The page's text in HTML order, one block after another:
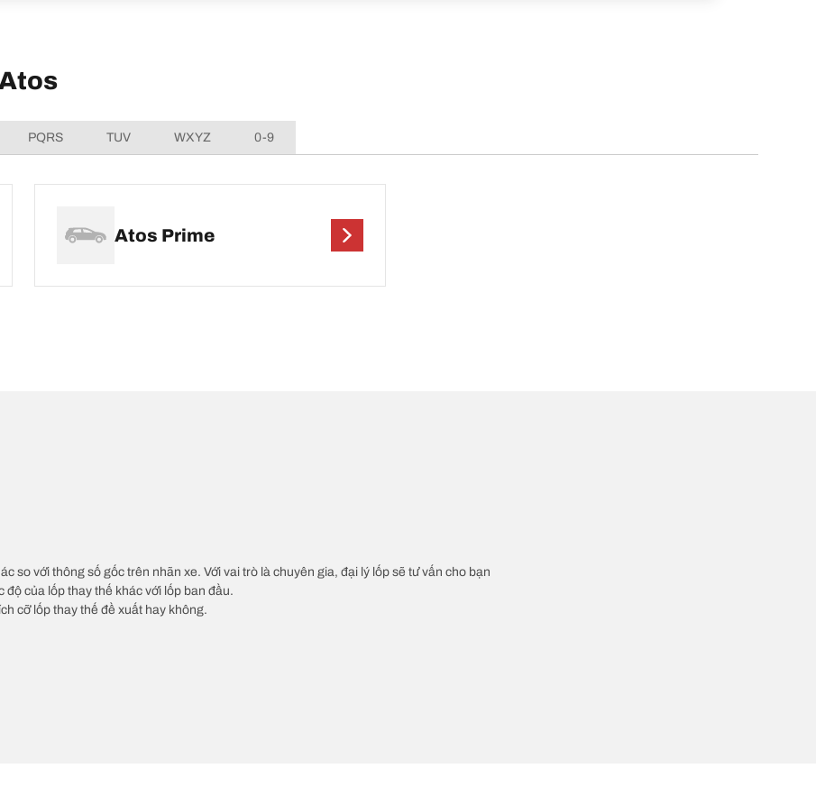
PQRS TUV WXYZ 0-9
Atos Prime
so với thông số gốc trên nhãn xe. Với vai trò là chuyên gia, đại lý lốp sẽ tư vấn cho bạn
của lốp thay thế khác với lốp ban đầu.
cỡ lốp thay thế đề xuất hay không.